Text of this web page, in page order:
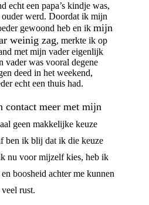
echt een papa’s kindje was,
werd. Doordat ik mijn
gewoond heb en ik mijn
weinig zag, merkte ik op
met mijn vader eigenlijk
vader was vooral degene
deed in het weekend,
echt een thuis had.
contact meer met mijn
geen makkelijke keuze
ben ik blij dat ik die keuze
nu voor mijzelf kies, heb ik
boosheid achter me kunnen
rust.